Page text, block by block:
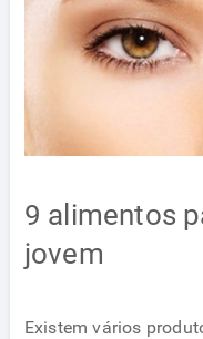
9 alimentos
jovem
Existem vários